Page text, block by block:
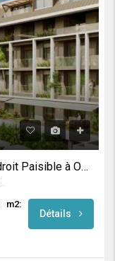
Appartements Exclusifs Dans un Endroit Paisible à Oba / Alanya
m2:
Détails